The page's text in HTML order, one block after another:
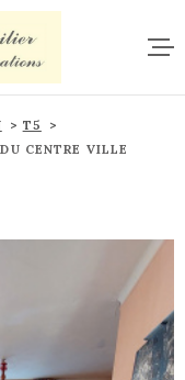
T5
CENTRE VILLE